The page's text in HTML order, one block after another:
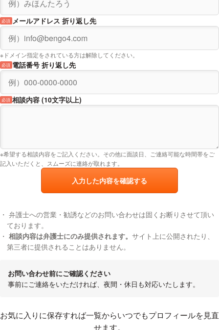
メールアドレス 折り返し先
必須
※ドメイン指定をされている方は解除してください。
電話番号 折り返し先
必須
相談内容 (10文字以上)
必須
※希望する相談内容をご記入ください。その他に面談日、ご連絡可能な時間帯をご
記入いただくと、スムーズに連絡が取れます。
入力した内容を確認する
弁護士への営業・勧誘などのお問い合わせは固くお断りさせて頂い
ております。
相談内容は弁護士にのみ提供されます。 サイト上に公開されたり、
第三者に提供されることはありません。
お問い合わせ前にご確認ください
事前にご連絡をいただければ、夜間・休日も対応いたします。
お気に入りに登録する
お気に入りに保存すれば一覧からいつでもプロフィールを見直
せます。